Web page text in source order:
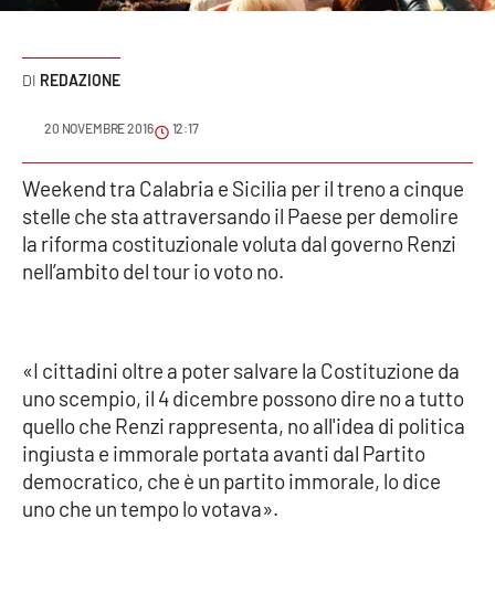
Cultura
Podcast
Meteo
Editoriali
Ambiente
Cronaca
Cultura
REDAZIONE
20 NOVEMBRE 2016 12:17
Weekend tra Calabria e Sicilia per il treno a cinque
stelle che sta attraversando il Paese per demolire
la riforma costituzionale voluta dal governo Renzi
nell’ambito del tour io voto no.
«I cittadini oltre a poter salvare la Costituzione da
uno scempio, il 4 dicembre possono dire no a tutto
quello che Renzi rappresenta, no all'idea di politica
ingiusta e immorale portata avanti dal Partito
democratico, che è un partito immorale, lo dice
uno che un tempo lo votava».